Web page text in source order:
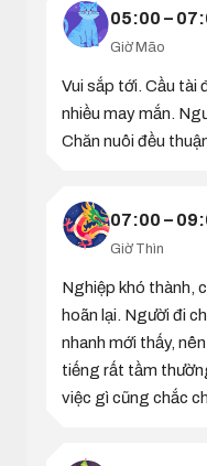
05:00 –
Giờ Mão
Vui sắp tới. Cầu tài
nhiều may mắn.
Chăn nuôi đều
07:00 –
Giờ Thìn
Nghiệp khó thành,
hoãn lại. Người đi
nhanh mới thấy,
tiếng rất tầm
việc gì cũng chắc